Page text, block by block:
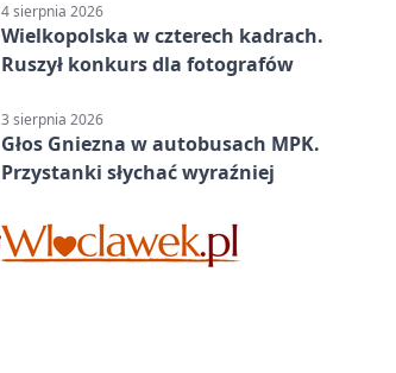
4 sierpnia 2026
Wielkopolska w czterech kadrach.
Ruszył konkurs dla fotografów
3 sierpnia 2026
Głos Gniezna w autobusach MPK.
Przystanki słychać wyraźniej